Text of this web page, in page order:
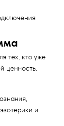
тех, кто уже
ценность.
и